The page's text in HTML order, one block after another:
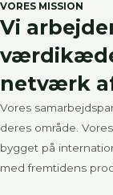
VORES MISSION
Vi
netværk
Vores
deres område.
bygget på
med fremtidens